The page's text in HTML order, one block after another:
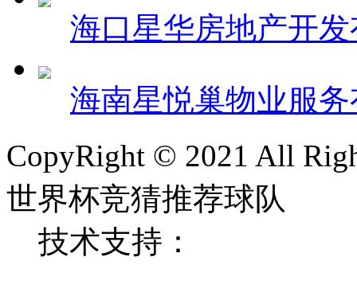
海口星华房地产开
海南星悦巢物业服
CopyRight © 2021 All
世界杯竞猜推荐球队
技术支持：